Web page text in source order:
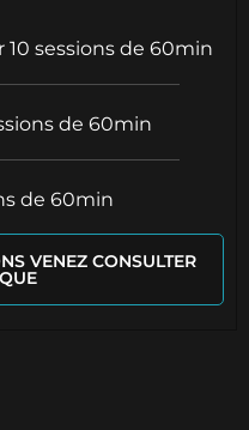
10 sessions de 60min
de 60min
de 60min
VENEZ CONSULTER